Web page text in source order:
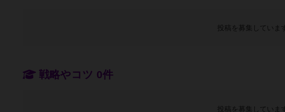
投稿を募集しています
戦略やコツ 0件
投稿を募集しています